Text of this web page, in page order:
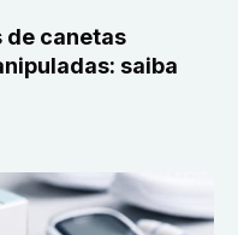
de canetas
saiba